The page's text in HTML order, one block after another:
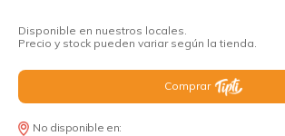
Disponible en nuestros locales.
Precio y stock pueden variar según la tienda.
Comprar
No disponible en: